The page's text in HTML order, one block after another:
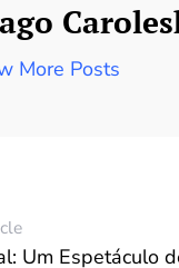
More Posts
Um Espetáculo